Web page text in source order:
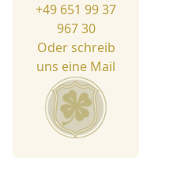
+49 651 99 37
967 30
Oder schreib
uns eine Mail